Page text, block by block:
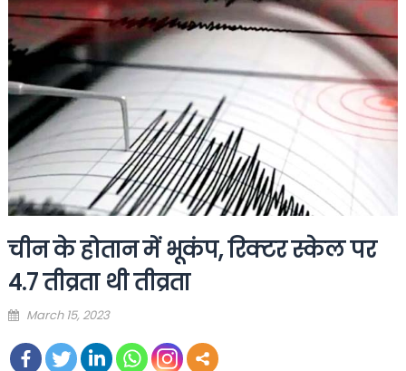
चीन के होतान में भूकंप, रिक्टर स्केल पर
4.7 तीव्रता थी तीव्रता
Posted
March 15, 2023